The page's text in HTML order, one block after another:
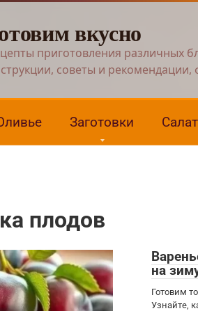
вкусно
приготовления различных
советы и рекомендации,
Заготовки
плодов
на
Готовим
Узнайте,